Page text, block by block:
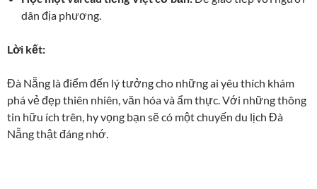
dân địa phương.
Lời kết:
Đà Nẵng là điểm đến lý tưởng cho những ai yêu thích khám
phá vẻ đẹp thiên nhiên, văn hóa và ẩm thực. Với những thông
tin hữu ích trên, hy vọng bạn sẽ có một chuyến du lịch Đà
Nẵng thật đáng nhớ.